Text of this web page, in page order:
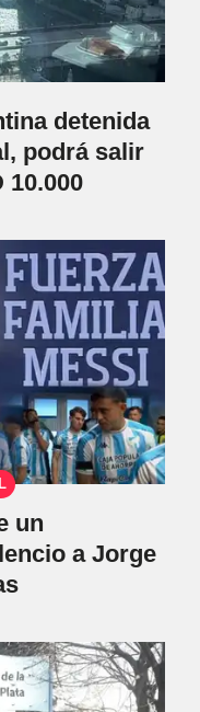
detenida
podrá salir
10.000
un
a Jorge